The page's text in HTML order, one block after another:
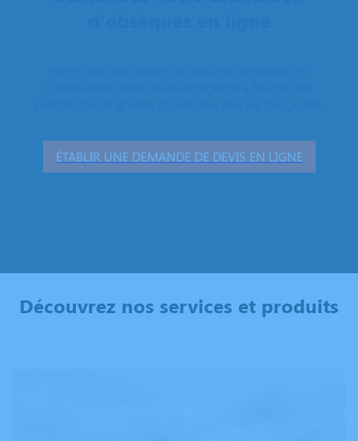
ÉTABLIR UNE DEMANDE DE DEVIS EN LIGNE
Découvrez nos services et produits